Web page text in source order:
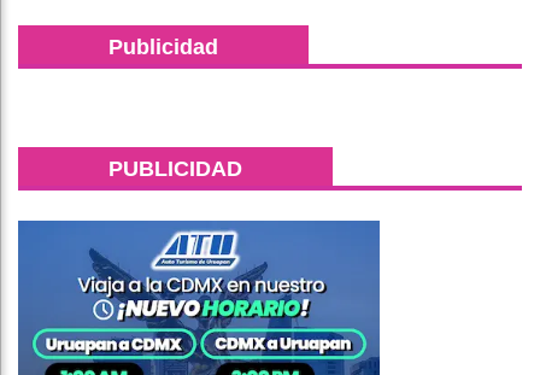
Publicidad
PUBLICIDAD